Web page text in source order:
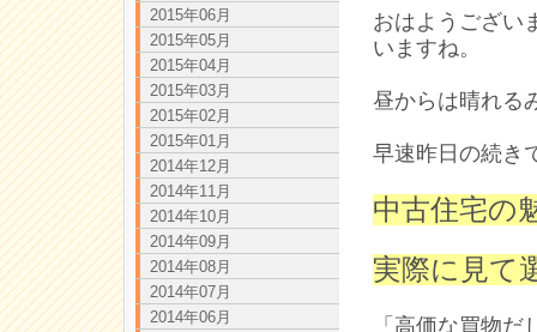
おはようござい
いますね。
昼からは晴れる
早速昨日の続き
中古住宅の
実際に見て
「高価な買物
2015年06月
2015年05月
2015年04月
2015年03月
2015年02月
2015年01月
2014年12月
2014年11月
2014年10月
2014年09月
2014年08月
2014年07月
2014年06月